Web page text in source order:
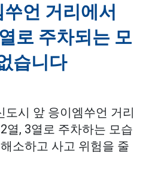
언 거리에서
로 주차되는 모
습니다
도시 앞 응이엠쑤언 거리
열, 3열로 주차하는 모습
소하고 사고 위험을 줄